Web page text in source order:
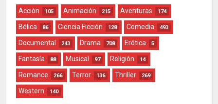
Acción 105 Animación 215 Aventuras 174
Bélica 86 Ciencia Ficción 128 Comedia 493
Documental 243 Drama 708 Erótica 5
Fantasía 88 Musical 97 Religión 14
Romance 266 Terror 136 Thriller 269
Western 140